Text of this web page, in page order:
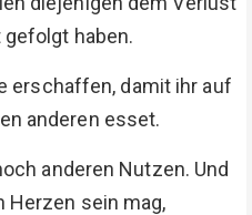
gefolgt haben.
erschaffen, damit ihr auf
anderen esset.
anderen Nutzen. Und
Herzen sein mag,